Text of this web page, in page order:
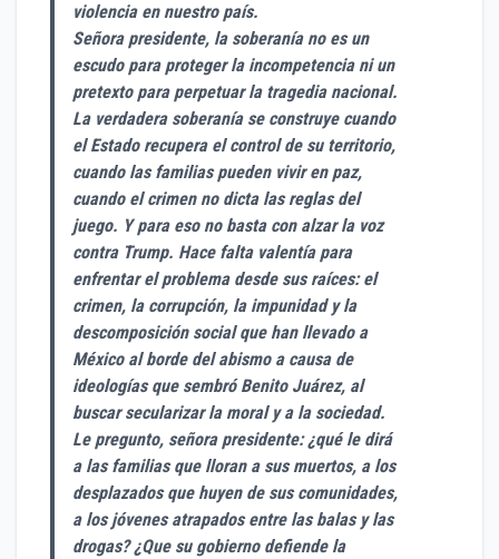
violencia en nuestro país.
Señora presidente, la soberanía no es un
escudo para proteger la incompetencia ni un
pretexto para perpetuar la tragedia nacional.
La verdadera soberanía se construye cuando
el Estado recupera el control de su territorio,
cuando las familias pueden vivir en paz,
cuando el crimen no dicta las reglas del
juego. Y para eso no basta con alzar la voz
contra Trump. Hace falta valentía para
enfrentar el problema desde sus raíces: el
crimen, la corrupción, la impunidad y la
descomposición social que han llevado a
México al borde del abismo a causa de
ideologías que sembró Benito Juárez, al
buscar secularizar la moral y a la sociedad.
Le pregunto, señora presidente: ¿qué le dirá
a las familias que lloran a sus muertos, a los
desplazados que huyen de sus comunidades,
a los jóvenes atrapados entre las balas y las
drogas? ¿Que su gobierno defiende la